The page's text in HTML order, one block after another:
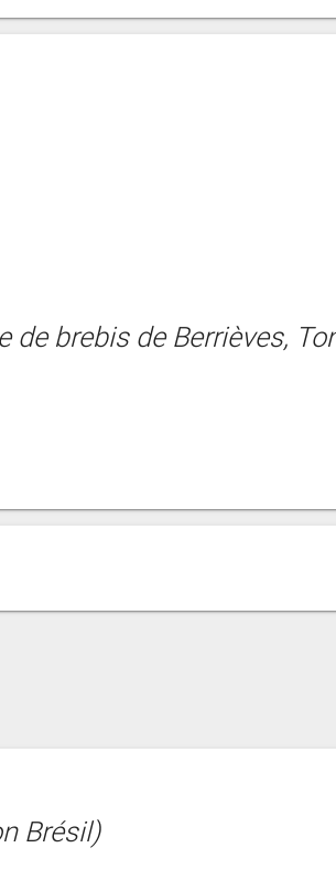
de brebis de Berrièves,
Brésil)